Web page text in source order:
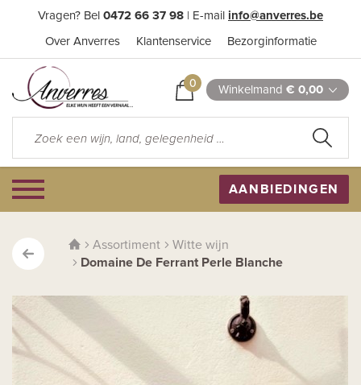
Vragen? Bel 0472 66 37 98 | E-mail info@anverres.be
Over Anverres Klantenservice Bezorginformatie
0 Winkelmand € 0,00
AANBIEDINGEN
Assortiment
Witte wijn
Domaine De Ferrant Perle Blanche